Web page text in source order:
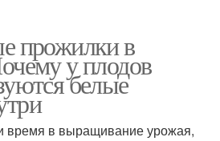
прожилки в
у плодов
белые
время в выращивание урожая,